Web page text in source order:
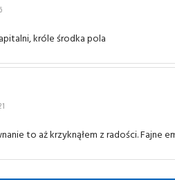
króle środka pola
to aż krzyknąłem z radości. Fajne